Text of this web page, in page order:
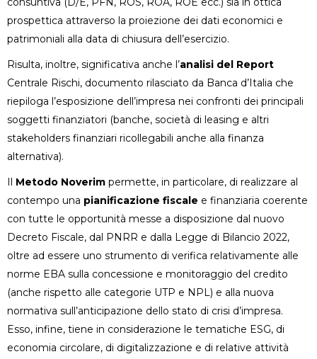
prospettica attraverso la proiezione dei dati economici e
patrimoniali alla data di chiusura dell’esercizio.
Risulta, inoltre, significativa anche l’analisi del Report
Centrale Rischi, documento rilasciato da Banca d’Italia che
riepiloga l’esposizione dell’impresa nei confronti dei principali
soggetti finanziatori (banche, società di leasing e altri
stakeholders finanziari ricollegabili anche alla finanza
alternativa).
Il Metodo Noverim permette, in particolare, di realizzare al
contempo una pianificazione fiscale e finanziaria coerente
con tutte le opportunità messe a disposizione dal nuovo
Decreto Fiscale, dal PNRR e dalla Legge di Bilancio 2022,
oltre ad essere uno strumento di verifica relativamente alle
norme EBA sulla concessione e monitoraggio del credito
(anche rispetto alle categorie UTP e NPL) e alla nuova
normativa sull’anticipazione dello stato di crisi d’impresa.
Esso, infine, tiene in considerazione le tematiche ESG, di
economia circolare, di digitalizzazione e di relative attività